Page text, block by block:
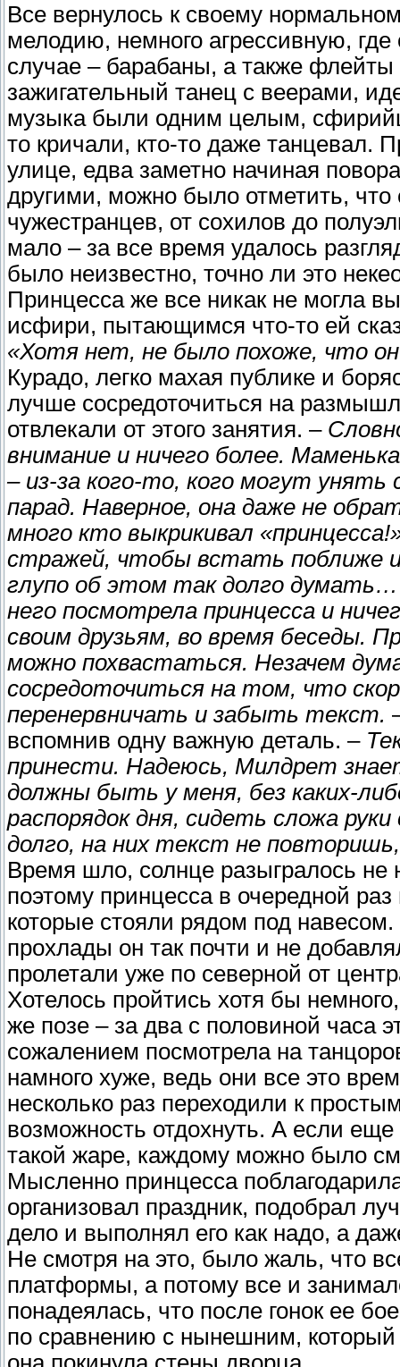
Все вернулось к своему
мелодию, немного агрессивную,
случае – барабаны, а также
зажигательный танец с веерами,
музыка были одним целым,
то кричали, кто-то даже танцевал.
улице, едва заметно начиная
другими, можно было отметить, что
чужестранцев, от сохилов до
мало – за все время удалось
было неизвестно, точно ли это
Принцесса же все никак не могла
исфири, пытающимся что-то ей
«Хотя нет, не было похоже, что
Курадо, легко махая публике и
лучше сосредоточиться на
отвлекали от этого занятия. –
внимание и ничего более.
– из-за кого-то, кого могут
парад. Наверное, она даже не
много кто выкрикивал
стражей, чтобы встать поближе
глупо об этом так долго
него посмотрела принцесса и
своим друзьям, во время беседы.
можно похвастаться. Незачем
сосредоточиться на том, что
перенервничать и забыть текст.
вспомнив одну важную деталь. –
принести. Надеюсь, Милдрет
должны быть у меня, без каких-
распорядок дня, сидеть сложа
долго, на них текст не
Время шло, солнце разыгралось не
поэтому принцесса в очередной
которые стояли рядом под
прохлады он так почти и не
пролетали уже по северной от
Хотелось пройтись хотя бы
же позе – за два с половиной часа
сожалением посмотрела на
намного хуже, ведь они все это
несколько раз переходили к
возможность отдохнуть. А если
такой жаре, каждому можно было
Мысленно принцесса
организовал праздник, подобрал
дело и выполнял его как надо, а
Не смотря на это, было жаль, что
платформы, а потому все и
понадеялась, что после гонок ее
по сравнению с нынешним, который